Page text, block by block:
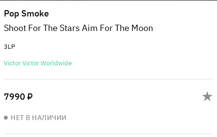
Pop Smoke
Shoot For The Stars Aim For The Moon
3LP
Victor Victor Worldwide
7990 ₽
НЕТ В НАЛИЧИИ